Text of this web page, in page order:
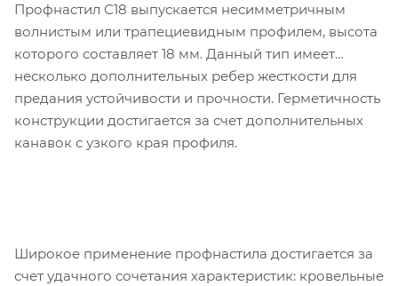
Профнастил С18 выпускается несимметричным
волнистым или трапециевидным профилем, высота
которого составляет 18 мм. Данный тип имеет
несколько дополнительных ребер жесткости для
предания устойчивости и прочности. Герметичность
конструкции достигается за счет дополнительных
канавок с узкого края профиля.
Широкое применение профнастила достигается за
счет удачного сочетания характеристик: кровельные